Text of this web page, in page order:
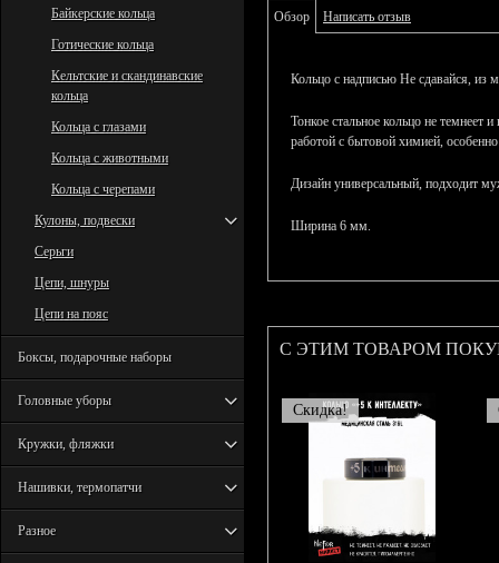
Байкерские кольца
Готические кольца
Кельтские и скандинавские
кольца
Кольца с глазами
Кольца с животными
Кольца с черепами
Кулоны, подвески
Серьги
Цепи, шнуры
Цепи на пояс
Боксы, подарочные наборы
Головные уборы
Кружки, фляжки
Нашивки, термопатчи
Разное
Обзор Написать отзыв
Кольцо с надписью Не сдавайся, из
Тонкое стальное кольцо не темнеет
работой с бытовой химией,
Дизайн универсальный, подходит
Ширина 6 мм.
С ЭТИМ ТОВАРОМ
Скидка!